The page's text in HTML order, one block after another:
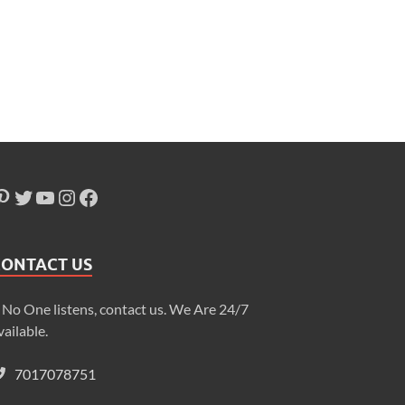
US
One listens, contact us. We Are 24/7
7017078751